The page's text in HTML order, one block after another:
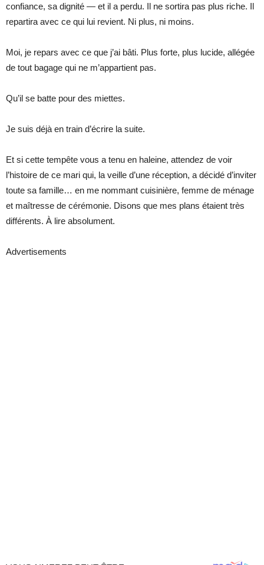
confiance, sa dignité — et il a perdu. Il ne sortira pas plus riche. Il
repartira avec ce qui lui revient. Ni plus, ni moins.
Moi, je repars avec ce que j’ai bâti. Plus forte, plus lucide, allégée
de tout bagage qui ne m’appartient pas.
Qu’il se batte pour des miettes.
Je suis déjà en train d’écrire la suite.
Et si cette tempête vous a tenu en haleine, attendez de voir
l’histoire de ce mari qui, la veille d’une réception, a décidé d’inviter
toute sa famille… en me nommant cuisinière, femme de ménage
et maîtresse de cérémonie. Disons que mes plans étaient très
différents. À lire absolument.
Advertisements